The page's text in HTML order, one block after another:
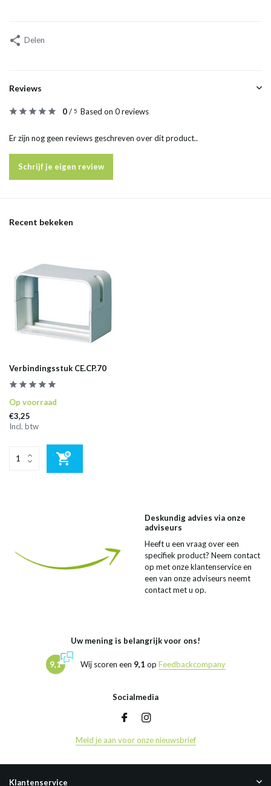
Delen
Reviews
0/ 5 Based on 0 reviews
Er zijn nog geen reviews geschreven over dit product..
Schrijf je eigen review
Recent bekeken
Verbindingsstuk CE.CP.70
Op voorraad
€3,25
Incl. btw
Deskundig advies via onze
adviseurs
Heeft u een vraag over een
specifiek product? Neem contact
op met onze klantenservice en
een van onze adviseurs neemt
contact met u op.
Uw mening is belangrijk voor ons!
9,1 Wij scoren een 9,1 op Feedbackcompany
Socialmedia
Meld je aan voor onze nieuwsbrief
Klantenservice